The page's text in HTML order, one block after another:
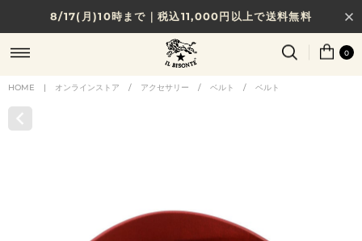
8/17(月)10時まで｜税込11,000円以上で送料無料
贈る相手やシーンから選べる、新しいギフトガイド
NEW IN｜COLOR LEATHER
0
HOME | オンラインストア / アクセサリー / ベルト / ベルト